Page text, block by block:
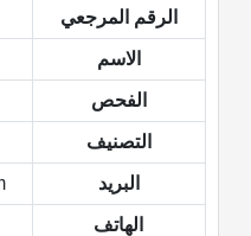
الرقم المرجعي
الاسم
الفحص
التصنيف
البريد
الهاتف